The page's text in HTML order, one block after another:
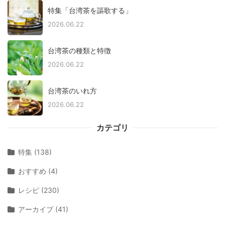
特集「台湾茶を謳歌する」
2026.06.22
台湾茶の種類と特徴
2026.06.22
台湾茶のいれ方
2026.06.22
カテゴリ
特集 (138)
おすすめ (4)
レシピ (230)
アーカイブ (41)